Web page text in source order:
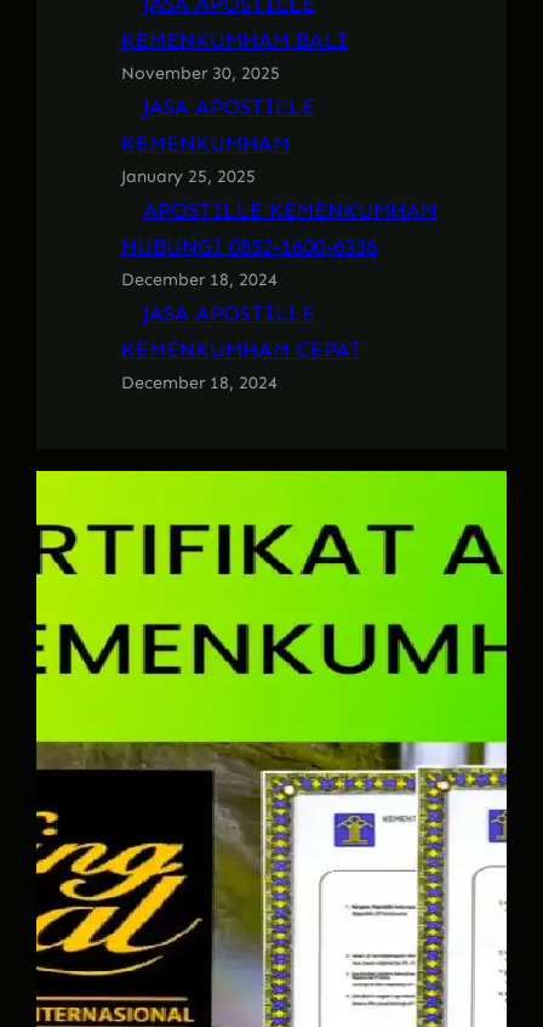
KEMENKUMHAM BALI
November 30, 2025
JASA APOSTILLE
KEMENKUMHAM
January 25, 2025
APOSTILLE KEMENKUMHAM
HUBUNGI 0852-1600-6336
December 18, 2024
JASA APOSTILLE
KEMENKUMHAM CEPAT
December 18, 2024